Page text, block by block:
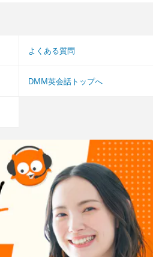
よくある質問
DMM英会話トップへ